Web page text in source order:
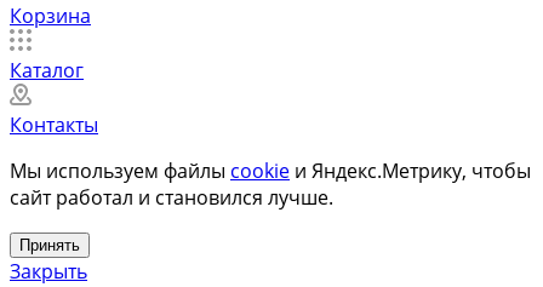
Корзина
Каталог
Контакты
Мы используем файлы cookie и Яндекс.Метрику, чтобы
сайт работал и становился лучше.
Принять
Закрыть